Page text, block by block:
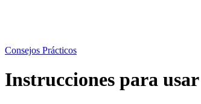
Consejos Prácticos
Instrucciones para